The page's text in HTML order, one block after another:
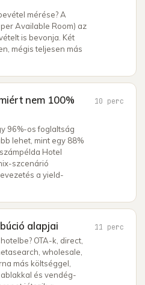
mérése? A
Available Room) az
is bevonja. Két
mégis teljesen más
nem 100%
96%-os foglaltság
lehet, mint egy 88%
Hotel
szcenárió
a yield-
10 perc
alapjai
OTA-k, direct,
wholesale,
más költséggel,
és vendég-
11 perc